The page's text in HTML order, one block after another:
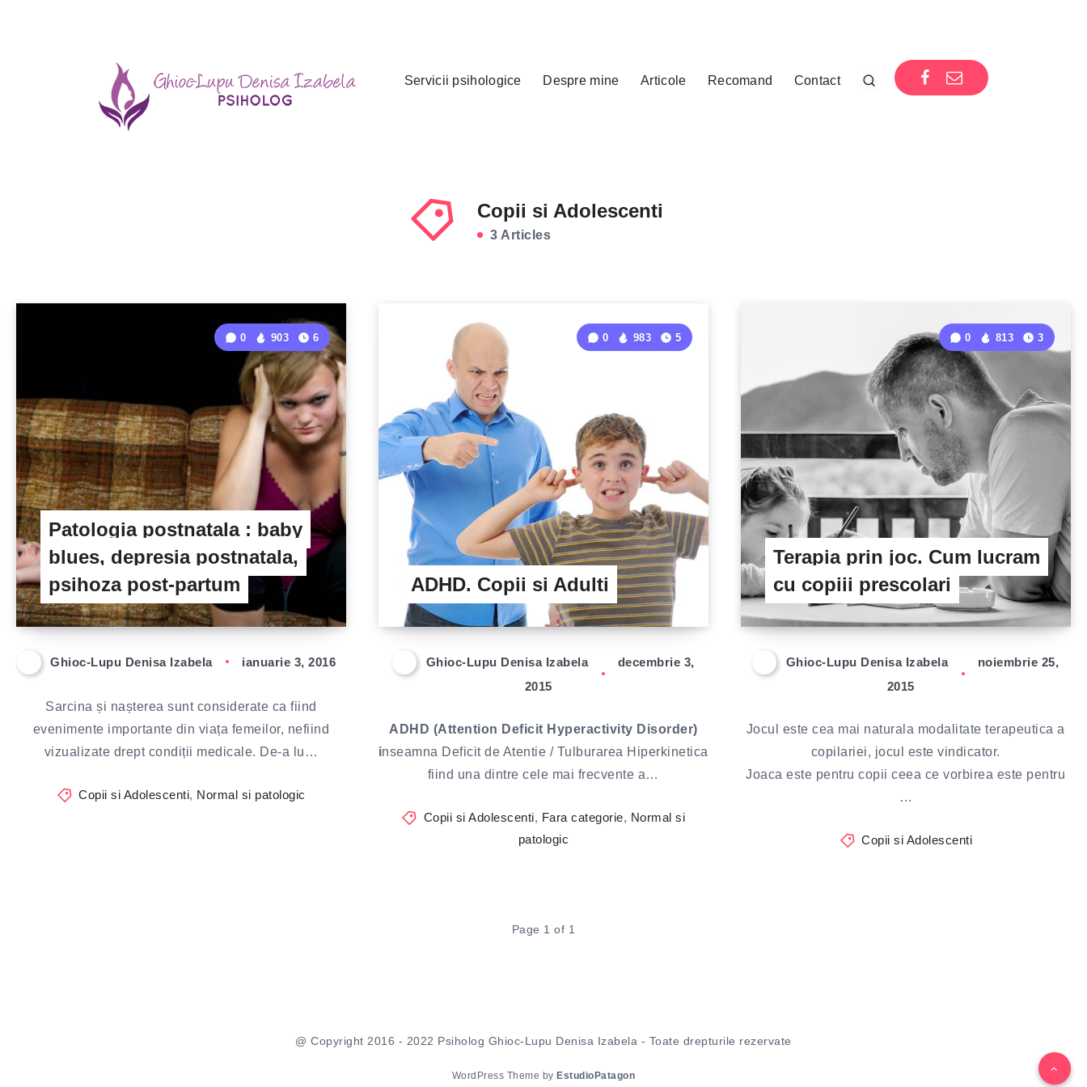
Servicii psihologice Despre mine Articole Recomand Contact
Copii si Adolescenti
3 Articles
Patologia postnatala : baby
blues, depresia postnatala,
psihoza post-partum
0 903 6
Ghioc-Lupu Denisa Izabela ianuarie 3, 2016
Sarcina și nașterea sunt considerate ca fiind
evenimente importante din viața femeilor, nefiind
vizualizate drept condiții medicale. De-a lu…
Copii si Adolescenti, Normal si patologic
ADHD. Copii si Adulti
0 983 5
Ghioc-Lupu Denisa Izabela
decembrie 3,
2015
ADHD (Attention Deficit Hyperactivity Disorder)
inseamna Deficit de Atentie / Tulburarea Hiperkinetica
fiind una dintre cele mai frecvente a…
Copii si Adolescenti, Fara categorie, Normal si
patologic
Terapia prin joc. Cum lucram
cu copiii prescolari
0 813 3
Ghioc-Lupu Denisa Izabela
noiembrie 25,
2015
Jocul este cea mai naturala modalitate terapeutica a
copilariei, jocul este vindicator.
Joaca este pentru copii ceea ce vorbirea este pentru
…
Copii si Adolescenti
Page 1 of 1
@ Copyright 2016 - 2022 Psiholog Ghioc-Lupu Denisa Izabela - Toate drepturile rezervate
WordPress Theme by EstudioPatagon